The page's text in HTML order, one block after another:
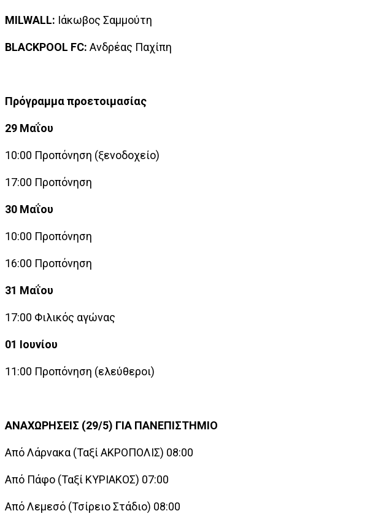
MILWALL: Ιάκωβος Σαμμούτη
BLACKPOOL FC: Ανδρέας Παχίπη
Πρόγραμμα προετοιμασίας
29 Μαΐου
10:00 Προπόνηση (ξενοδοχείο)
17:00 Προπόνηση
30 Μαΐου
10:00 Προπόνηση
16:00 Προπόνηση
31 Μαΐου
17:00 Φιλικός αγώνας
01 Ιουνίου
11:00 Προπόνηση (ελεύθεροι)
ΑΝΑΧΩΡΗΣΕΙΣ (29/5) ΓΙΑ ΠΑΝΕΠΙΣΤΗΜΙΟ
Από Λάρνακα (Ταξί ΑΚΡΟΠΟΛΙΣ) 08:00
Από Πάφο (Ταξί ΚΥΡΙΑΚΟΣ) 07:00
Από Λεμεσό (Τσίρειο Στάδιο) 08:00